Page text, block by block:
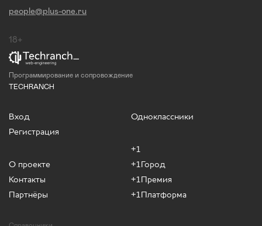
people@plus-one.ru
18+
Программирование и сопровождение
TECHRANCH
Вход
Регистрация
О проекте
Контакты
Партнёры
Одноклассники
+1
+1Город
+1Премия
+1Платформа